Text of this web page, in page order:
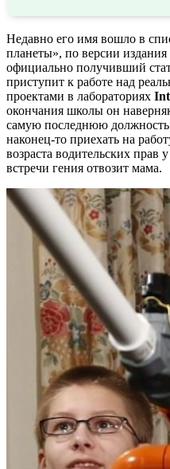
Недавно его имя вошло в
планеты», по версии
официально получивший
приступит к работе над
проектами в лабораториях
окончания школы он
самую последнюю
наконец-то приехать на
возраста водительских
встречи гения отвозит мама.